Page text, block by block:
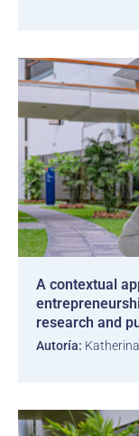
A contextual
research and
Autoría: